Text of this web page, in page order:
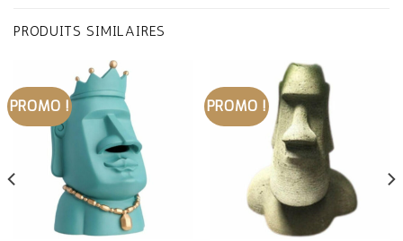
PRODUITS SIMILAIRES
PROMO ! PROMO !